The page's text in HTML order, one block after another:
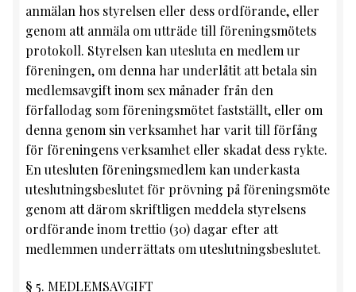
anmälan hos styrelsen eller dess ordförande, eller
genom att anmäla om utträde till föreningsmötets
protokoll. Styrelsen kan utesluta en medlem ur
föreningen, om denna har underlåtit att betala sin
medlemsavgift inom sex månader från den
förfallodag som föreningsmötet fastställt, eller om
denna genom sin verksamhet har varit till förfång
för föreningens verksamhet eller skadat dess rykte.
En utesluten föreningsmedlem kan underkasta
uteslutningsbeslutet för prövning på föreningsmöte
genom att därom skriftligen meddela styrelsens
ordförande inom trettio (30) dagar efter att
medlemmen underrättats om uteslutningsbeslutet.
§ 5. MEDLEMSAVGIFT